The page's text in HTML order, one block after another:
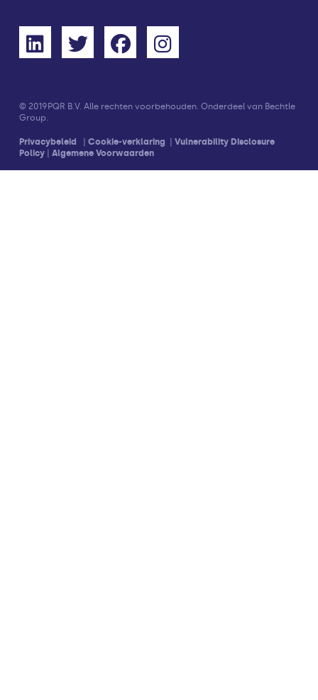
© 2019 PQR B.V. Alle rechten voorbehouden. Onderdeel van Bechtle
Group.
Privacybeleid Cookie-verklaring
Vulnerability Disclosure
Policy
Algemene Voorwaarden